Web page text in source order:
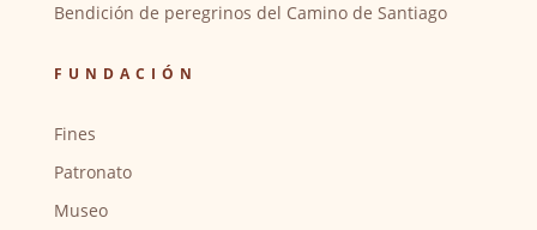
Bendición de peregrinos del Camino de Santiago
FUNDACIÓN
Fines
Patronato
Museo